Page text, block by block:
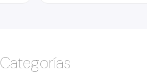
Categorías